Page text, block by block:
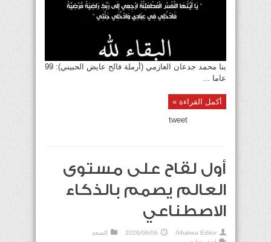
بنا محمد جدعان العازمي (أرملة فالح عايض الحبيني): 99
عاما ...
أكمل القراءة »
tweet
أول لقاح على مستوى
العالم يصمم بالذكاء
الاصطناعي
Alhakea Editor
2026/06/06
الصحة